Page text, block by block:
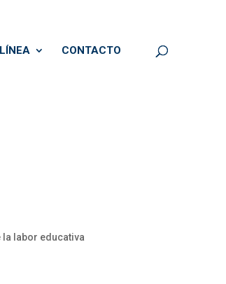
CONTACTO
la labor educativa